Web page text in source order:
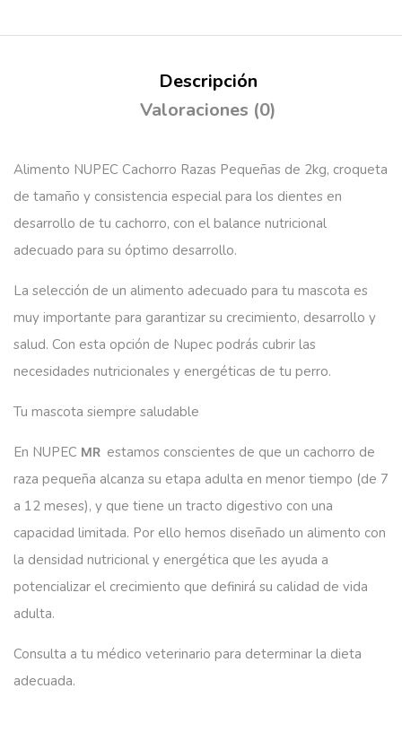
Descripción
Valoraciones (0)
Alimento NUPEC Cachorro Razas Pequeñas de 2kg, croqueta
de tamaño y consistencia especial para los dientes en
desarrollo de tu cachorro, con el balance nutricional
adecuado para su óptimo desarrollo.
La selección de un alimento adecuado para tu mascota es
muy importante para garantizar su crecimiento, desarrollo y
salud. Con esta opción de Nupec podrás cubrir las
necesidades nutricionales y energéticas de tu perro.
Tu mascota siempre saludable
En NUPEC MR estamos conscientes de que un cachorro de
raza pequeña alcanza su etapa adulta en menor tiempo (de 7
a 12 meses), y que tiene un tracto digestivo con una
capacidad limitada. Por ello hemos diseñado un alimento con
la densidad nutricional y energética que les ayuda a
potencializar el crecimiento que definirá su calidad de vida
adulta.
Consulta a tu médico veterinario para determinar la dieta
adecuada.